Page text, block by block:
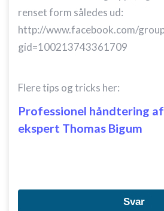
renset form således ud:
http://www.facebook.com/
gid=100213743361709
Flere tips og tricks her:
Professionel håndtering af
ekspert Thomas Bigum
Svar